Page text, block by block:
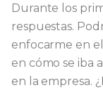
Durante los
respuestas.
enfocarme en
en cómo se iba
en la empresa.